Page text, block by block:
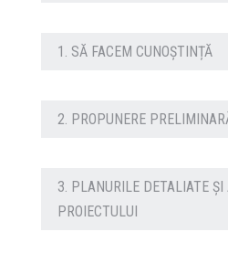
1. SĂ FACEM CUNOȘTINȚĂ
2. PROPUNERE
3. PLANURILE DETALIATE ŞI
PROIECTULUI